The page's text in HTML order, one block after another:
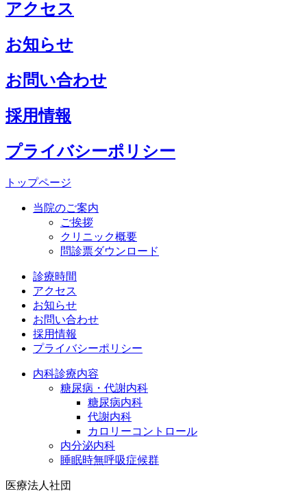
アクセス
お知らせ
お問い合わせ
採用情報
プライバシーポリシー
トップページ
当院のご案内
ご挨拶
クリニック概要
問診票ダウンロード
診療時間
アクセス
お知らせ
お問い合わせ
採用情報
プライバシーポリシー
内科診療内容
糖尿病・代謝内科
糖尿病内科
代謝内科
カロリーコントロール
内分泌内科
睡眠時無呼吸症候群
医療法人社団